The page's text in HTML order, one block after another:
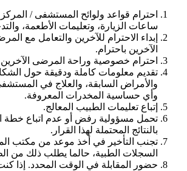
احترام قواعد ولوائح المستشفى /
ساعات الزيارة، وتعليمات الأطعمة،
إبداء الاحترام للآخرين والتعامل مع
الآخرين باحترام.
احترام خصوصية وراحة المرضى
تقديم معلومات كاملة ودقيقة حول
والأمراض السابقة، والعلاج في
وأي حساسية المخدرات المعروفة.
إتباع تعليمات الطبيب المعالج.
تحمل مسؤولية رفض أو عدم اتباع خطة
بالنتائج المحتملة لهذا القرار.
تجنب التأخير في أخذ موعد من مكتب
السجلات الطبية، حالما يطلب ذلك من
حضور المقابلة في الوقت المحدد. إذا